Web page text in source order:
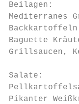
Beilagen:
Mediterranes
Baguette
Grillsaucen,
Salate:
Pikanter